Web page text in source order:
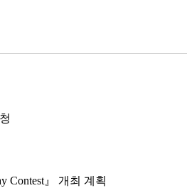
Contest 』 개최 계획